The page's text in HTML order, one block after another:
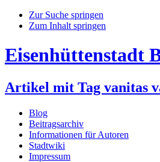
Zur Suche springen
Zum Inhalt springen
Eisenhüttenstadt
Artikel mit Tag vanitas
Blog
Beitragsarchiv
Informationen für Autoren
Stadtwiki
Impressum